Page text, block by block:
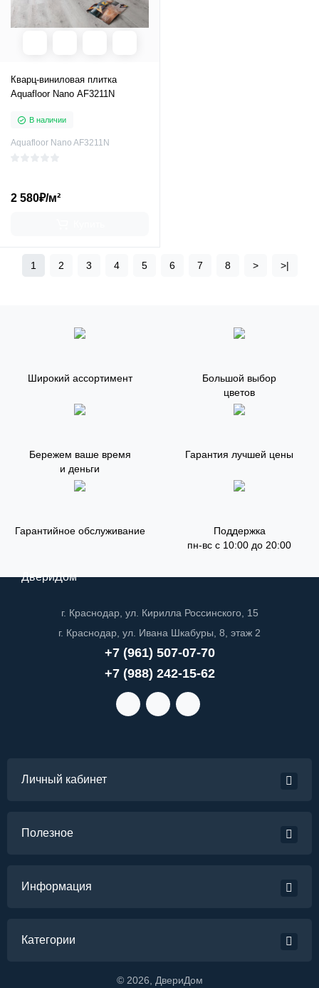
Кварц-виниловая плитка
Aquafloor Nano AF3211N
В наличии
Aquafloor Nano AF3211N
2 580₽/м²
1 2 3 4 5 6 7 8 > >|
Широкий ассортимент
Большой выбор
цветов
Бережем ваше время
и деньги
Гарантия лучшей цены
Гарантийное обслуживание
Поддержка
пн-вс с 10:00 до 20:00
ДвериДом
г. Краснодар, ул. Кирилла Россинского, 15
г. Краснодар, ул. Ивана Шкабуры, 8, этаж 2
+7 (961) 507-07-70
+7 (988) 242-15-62
Личный кабинет
Полезное
Информация
Категории
© 2026 , ДвериДом